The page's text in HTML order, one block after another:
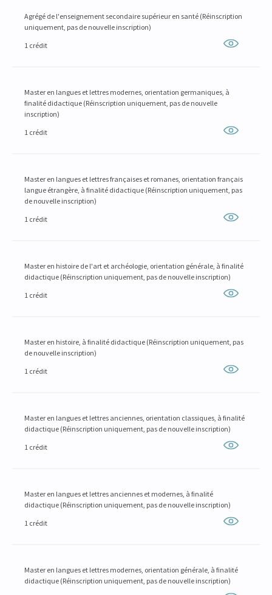
Agrégé de l'enseignement secondaire supérieur en santé (Réinscription
uniquement, pas de nouvelle inscription)
1 crédit
Master en langues et lettres modernes, orientation germaniques, à
finalité didactique (Réinscription uniquement, pas de nouvelle
inscription)
1 crédit
Master en langues et lettres françaises et romanes, orientation français
langue étrangère, à finalité didactique (Réinscription uniquement, pas
de nouvelle inscription)
1 crédit
Master en histoire de l'art et archéologie, orientation générale, à finalité
didactique (Réinscription uniquement, pas de nouvelle inscription)
1 crédit
Master en histoire, à finalité didactique (Réinscription uniquement, pas
de nouvelle inscription)
1 crédit
Master en langues et lettres anciennes, orientation classiques, à finalité
didactique (Réinscription uniquement, pas de nouvelle inscription)
1 crédit
Master en langues et lettres anciennes et modernes, à finalité
didactique (Réinscription uniquement, pas de nouvelle inscription)
1 crédit
Master en langues et lettres modernes, orientation générale, à finalité
didactique (Réinscription uniquement, pas de nouvelle inscription)